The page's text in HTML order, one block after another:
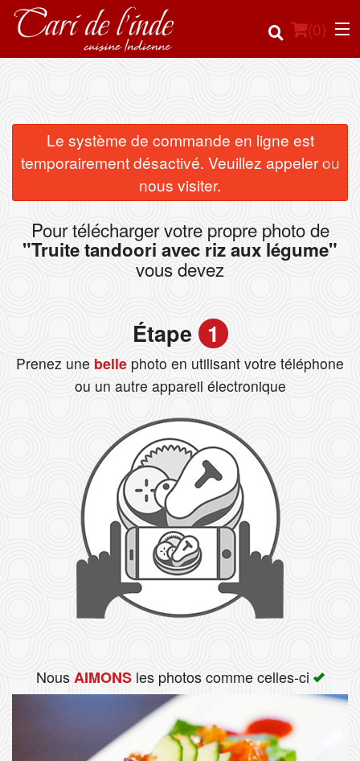
(0)
Commander en ligne
Emplacement
Connection
Rechercher
Le système de commande en ligne est
temporairement désactivé. Veuillez appeler ou
nous visiter.
×
Pour télécharger votre propre photo de
"Truite tandoori avec riz aux légume"
vous devez
Étape 1
Prenez une belle photo en utilisant votre téléphone
ou un autre appareil électronique
NousAIMONSles photos comme celles-ci